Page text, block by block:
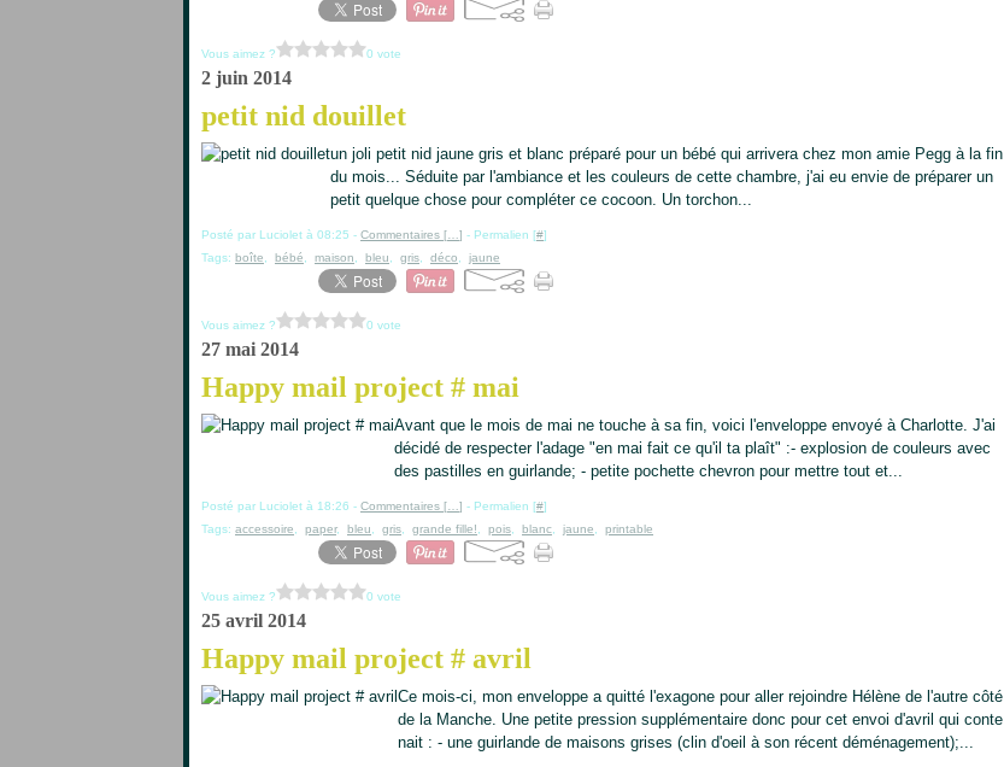
Vous aimez ? 0 vote
2 juin 2014
petit nid douillet
un joli petit nid jaune gris et blanc préparé pour un bébé qui arrivera chez mon amie Pegg à la fin
du mois... Séduite par l'ambiance et les couleurs de cette chambre, j'ai eu envie de préparer un
petit quelque chose pour compléter ce cocoon. Un torchon...
Posté par Luciolet à 08:25 - Commentaires [ ] - Permalien [#]
Tags: boîte bébé maison bleu gris déco jaune
Vous aimez ? 0 vote
27 mai 2014
Happy mail project # mai
Avant que le mois de mai ne touche à sa fin, voici l'enveloppe envoyé à Charlotte. J'ai
décidé de respecter l'adage "en mai fait ce qu'il ta plaît" :- explosion de couleurs avec
des pastilles en guirlande; - petite pochette chevron pour mettre tout et...
Posté par Luciolet à 18:26 - Commentaires [ ] - Permalien [#]
Tags: accessoire paper, bleu gris grande fille! pois blanc jaune printable
Vous aimez ? 0 vote
25 avril 2014
Happy mail project # avril
Ce mois-ci, mon enveloppe a quitté l'exagone pour aller rejoindre Hélène de l'autre côté
de la Manche. Une petite pression supplémentaire donc pour cet envoi d'avril qui conte
nait : - une guirlande de maisons grises (clin d'oeil à son récent déménagement);...